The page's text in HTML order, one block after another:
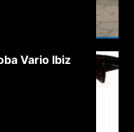
Vario Ibiz